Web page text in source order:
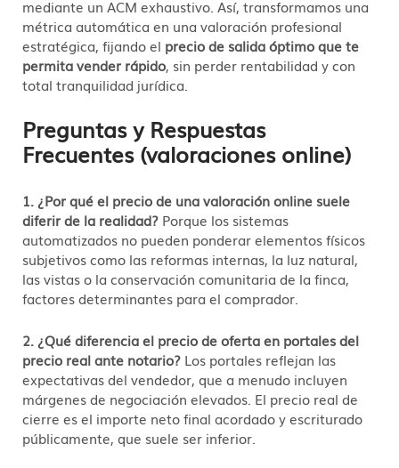
mediante un ACM exhaustivo. Así, transformamos una
métrica automática en una valoración profesional
estratégica, fijando el precio de salida óptimo que te
permita vender rápido, sin perder rentabilidad y con
total tranquilidad jurídica.
Preguntas y Respuestas
Frecuentes (valoraciones online)
1. ¿Por qué el precio de una valoración online suele
diferir de la realidad? Porque los sistemas
automatizados no pueden ponderar elementos físicos
subjetivos como las reformas internas, la luz natural,
las vistas o la conservación comunitaria de la finca,
factores determinantes para el comprador.
2. ¿Qué diferencia el precio de oferta en portales del
precio real ante notario? Los portales reflejan las
expectativas del vendedor, que a menudo incluyen
márgenes de negociación elevados. El precio real de
cierre es el importe neto final acordado y escriturado
públicamente, que suele ser inferior.